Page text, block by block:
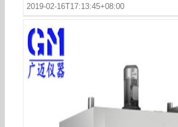
2019-02-16T17:13:45+08:00